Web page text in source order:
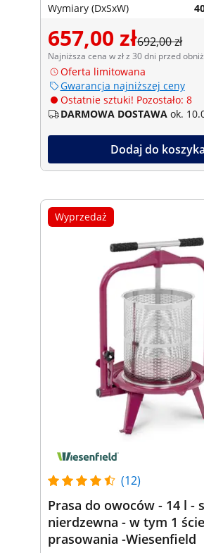
Wymiary (DxSxW)
657,00 zł692,00 zł
Najniższa cena w zł z 30 dni przed
Oferta limitowana
Gwarancja najniższej ceny
Ostatnie sztuki! Pozostało: 8
DARMOWA DOSTAWA ok.
Dodaj do koszyka
Wyprzedaż
(12)
Prasa do owoców - 14 l -
nierdzewna - w tym 1
prasowania -Wiesenfield